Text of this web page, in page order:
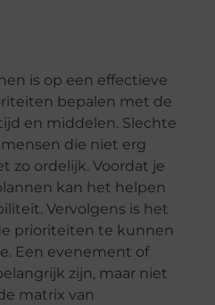
is op een effectieve
bepalen met de
en middelen. Slechte
die niet erg
zo ordelijk. Voordat je
kan het helpen
Vervolgens is het
prioriteiten te kunnen
Een evenement of
zijn, maar niet
matrix van